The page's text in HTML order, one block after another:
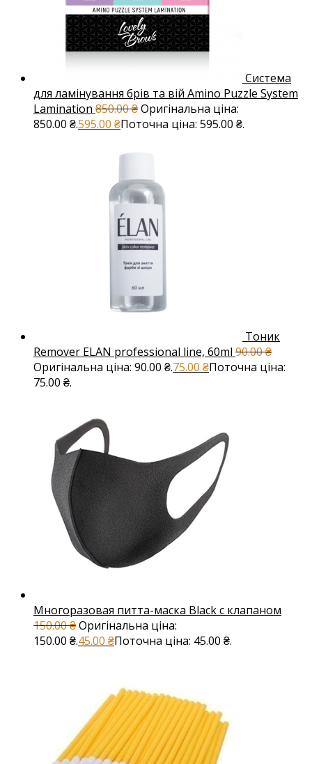
Система
для ламінування брів та вій Amino Puzzle System
Lamination 850.00₴Оригінальна ціна:
850.00 ₴.595.00 ₴Поточна ціна: 595.00 ₴.
Тоник
Remover ELAN professional line, 60ml 90.00₴
Оригінальна ціна: 90.00 ₴.75.00 ₴Поточна ціна:
75.00 ₴.
Многоразовая питта-маска Black с клапаном
150.00₴Оригінальна ціна:
150.00 ₴.45.00 ₴Поточна ціна: 45.00 ₴.